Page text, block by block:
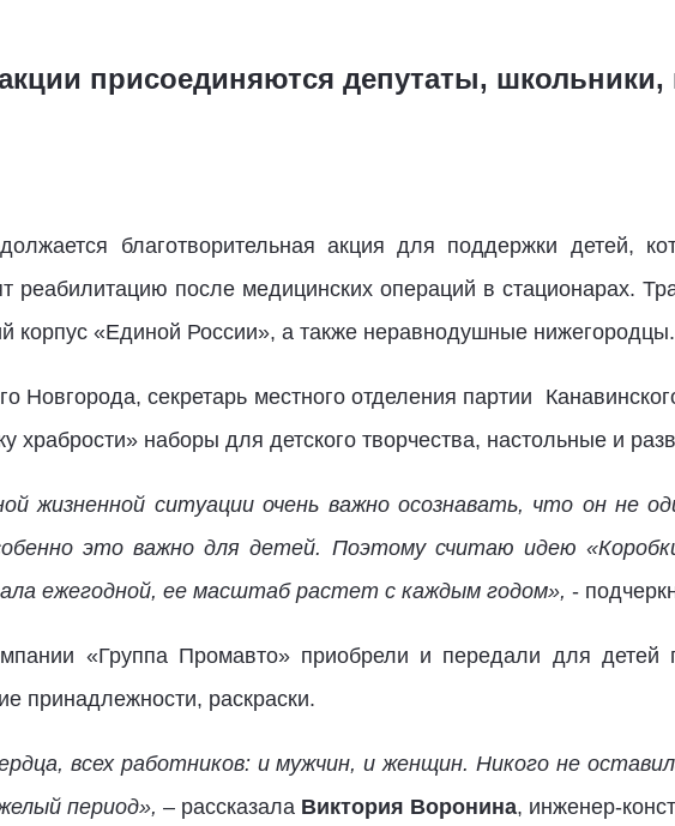
присоединяются депутаты, школьники,
благотворительная акция для поддержки детей,
реабилитацию после медицинских операций в стационарах.
корпус «Единой России», а также неравнодушные нижегородцы.
Новгорода, секретарь местного отделения партии
храбрости» наборы для детского творчества, настольные и
жизненной ситуации очень важно осознавать, что он не
это важно для детей. Поэтому считаю идею
ежегодной, ее масштаб растет с каждым годом», -
«Группа Промавто» приобрели и передали для детей
принадлежности, раскраски.
всех работников: и мужчин, и женщин. Никого не
период», – рассказала Виктория Воронина, инженер-